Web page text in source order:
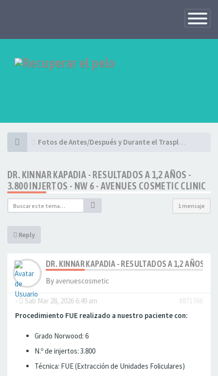
Toggle
Fotos de Antes/Después y Durante el Trasplante - Casos Particulares
DR. KINNAR KAPADIA - RESULTADOS A 1,2 AÑOS -
3.800 INJERTOS - NW 6 - AVENUES COSMETIC CLINIC
1 mensaje
Reply
DR. KINNAR KAPADIA - RESULTADOS A 1,2 AÑOS -
By avenuescosmetic
- Sab Mar 28, 2026 6:49 am
#871766
Procedimiento FUE realizado a nuestro paciente con:
Grado Norwood: 6
N.º de injertos: 3.800
Técnica: FUE (Extracción de Unidades Foliculares)